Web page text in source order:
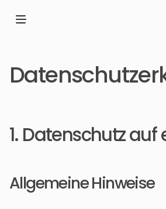
1. Datenschutz auf
Allgemeine Hinweise